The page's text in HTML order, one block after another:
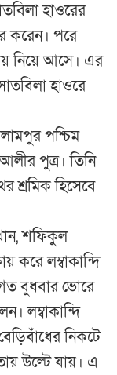
হাওরের
করেন। পরে
নিয়ে আসে। এর
হাওরে
পশ্চিম
পুত্র। তিনি
শ্রমিক হিসেবে
শফিকুল
করে লম্বাকান্দি
বুধবার ভোরে
লম্বাকান্দি
নিকটে
উল্টে যায়। এ